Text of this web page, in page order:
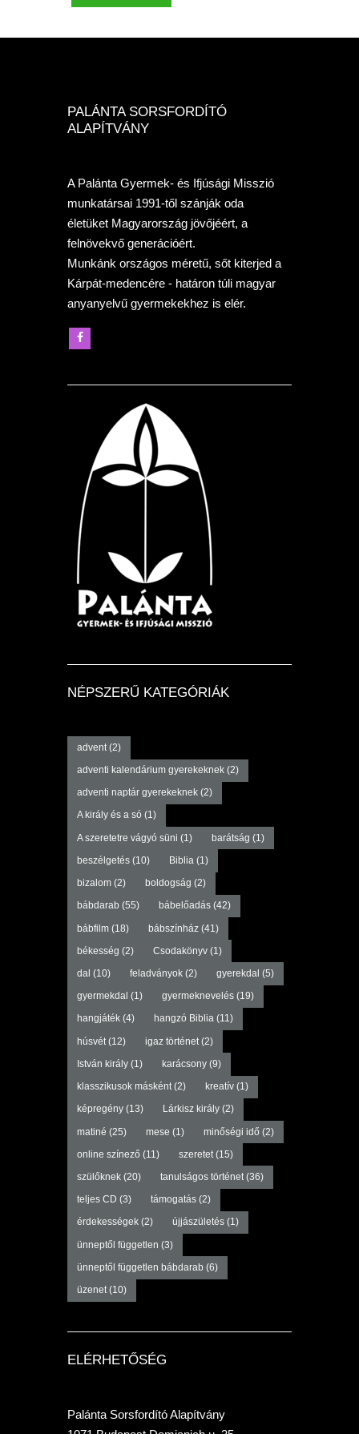
PALÁNTA SORSFORDÍTÓ
ALAPÍTVÁNY
A Palánta Gyermek- és Ifjúsági Misszió
munkatársai 1991-től szánják oda
életüket Magyarország jövőjéért, a
felnövekvő generációért.
Munkánk országos méretű, sőt kiterjed a
Kárpát-medencére - határon túli magyar
anyanyelvű gyermekekhez is elér.
NÉPSZERŰ KATEGÓRIÁK
advent(2)
adventi kalendárium gyerekeknek(2)
adventi naptár gyerekeknek(2)
A király és a só (1)
A szeretetre vágyó süni (1) barátság (1)
beszélgetés(10) Biblia(1)
bizalom(2) boldogság (2)
bábdarab (55) bábelőadás(42)
bábfilm(18) bábszínház(41)
békesség (2) Csodakönyv(1)
dal (10) feladványok(2) gyerekdal (5)
gyermekdal (1) gyermeknevelés(19)
hangjáték(4) hangzó Biblia(11)
húsvét(12) igaz történet(2)
István király(1) karácsony(9)
klasszikusok másként(2) kreatív(1)
képregény(13) Lárkisz király(2)
matiné (25) mese (1) minőségi idő (2)
online színező (11) szeretet(15)
szülőknek(20) tanulságos történet(36)
teljes CD (3) támogatás(2)
érdekességek(2) újjászületés(1)
ünneptől független (3)
ünneptől független bábdarab (6)
üzenet(10)
ELÉRHETŐSÉG
Palánta Sorsfordító Alapítvány